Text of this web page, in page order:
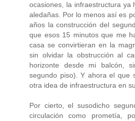
ocasiones, la infraestructura ya
aledañas. Por lo menos así es
años la construcción del
que esos 15 minutos que me
casa se convirtieran en la
sin olvidar la obstrucción al
horizonte desde mi balcón,
segundo piso). Y ahora el que
otra idea de infraestructura en
Por cierto, el susodicho
circulación como prometía,